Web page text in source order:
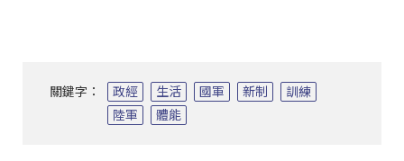
關鍵字： 政經 生活 國軍 新制
訓練
陸軍
體能